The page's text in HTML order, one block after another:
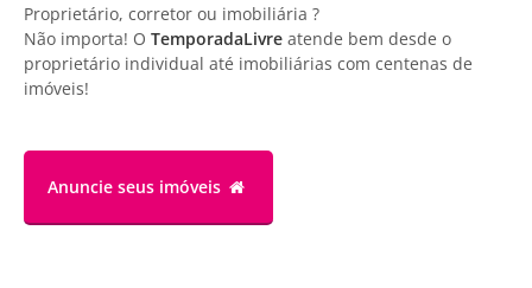
Proprietário, corretor ou imobiliária ?
Não importa! O TemporadaLivre atende bem desde o
proprietário individual até imobiliárias com centenas de
imóveis!
Anuncie seus imóveis